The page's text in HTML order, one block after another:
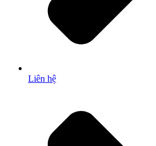
Liên hệ